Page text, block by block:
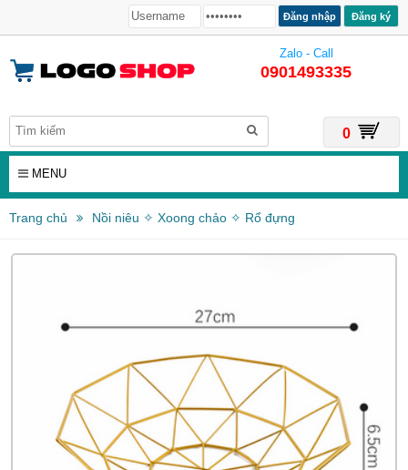
Đăng ký
Zalo - Call
0901493335
0
MENU
Trang chủ Nồi niêu ✧ Xoong chảo ✧ Rổ đựng